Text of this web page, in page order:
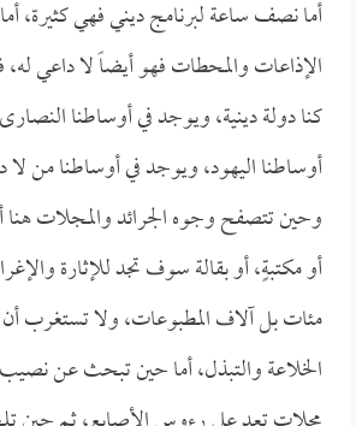
أما نصف ساعة لبرنامج ديني فهي كثيرة،
الإذاعات والمحطات فهو أيضاً لا داعي له،
كنا دولة دينية، ويوجد في أوساطنا
أوساطنا اليهود، ويوجد في أوساطنا من لا
وحين تتصفح وجوه الجرائد والمجلات
أو مكتبةٍ، أو بقالة سوف تجد للإثارة
مئات بل آلاف المطبوعات، ولا تستغرب
الخلاعة والتبذل، أما حين تبحث عن